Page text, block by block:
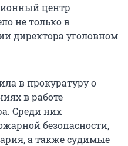
центр
не только в
директора уголовном
в прокуратуру о
в работе
Среди них
безопасности,
а также судимые